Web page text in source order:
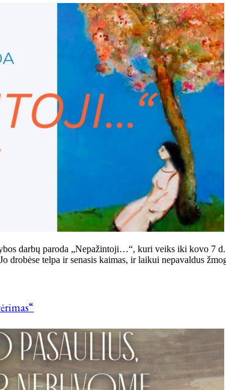
darbų paroda „Nepažintoji…“, kuri veiks iki kovo 7
drobėse telpa ir senasis kaimas, ir laikui nepavaldus